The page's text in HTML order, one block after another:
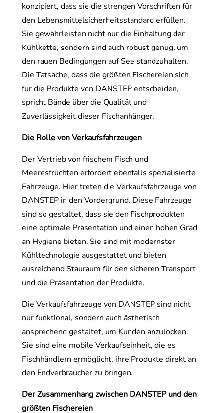
konzipiert, dass sie die strengen Vorschriften für
den Lebensmittelsicherheitsstandard erfüllen.
Sie gewährleisten nicht nur die Einhaltung der
Kühlkette, sondern sind auch robust genug, um
den rauen Bedingungen auf See standzuhalten.
Die Tatsache, dass die größten Fischereien sich
für die Produkte von DANSTEP entscheiden,
spricht Bände über die Qualität und
Zuverlässigkeit dieser Fischanhänger.
Die Rolle von Verkaufsfahrzeugen
Der Vertrieb von frischem Fisch und
Meeresfrüchten erfordert ebenfalls spezialisierte
Fahrzeuge. Hier treten die Verkaufsfahrzeuge von
DANSTEP in den Vordergrund. Diese Fahrzeuge
sind so gestaltet, dass sie den Fischprodukten
eine optimale Präsentation und einen hohen Grad
an Hygiene bieten. Sie sind mit modernster
Kühltechnologie ausgestattet und bieten
ausreichend Stauraum für den sicheren Transport
und die Präsentation der Produkte.
Die Verkaufsfahrzeuge von DANSTEP sind nicht
nur funktional, sondern auch ästhetisch
ansprechend gestaltet, um Kunden anzulocken.
Sie sind eine mobile Verkaufseinheit, die es
Fischhändlern ermöglicht, ihre Produkte direkt an
den Endverbraucher zu bringen.
Der Zusammenhang zwischen DANSTEP und den
größten Fischereien